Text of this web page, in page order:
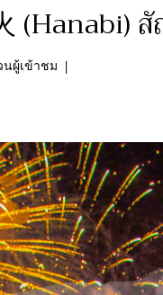
นผู้เข้าชม |